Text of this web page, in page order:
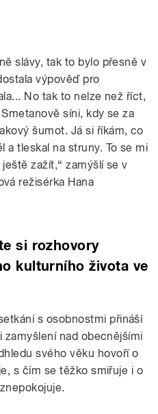
slávy, tak to bylo přesně v
výpověď pro
No tak to nelze než říct,
síni, kdy se za
šumot. Já si říkám, co
a tleskal na struny. To se mi
zažít,“ zamýšlí se v
režisérka Hana
si rozhovory
kulturního života ve
s osobnostmi přináší
nad obecnějšími
svého věku hovoří o
s čím se těžko smiřuje i o